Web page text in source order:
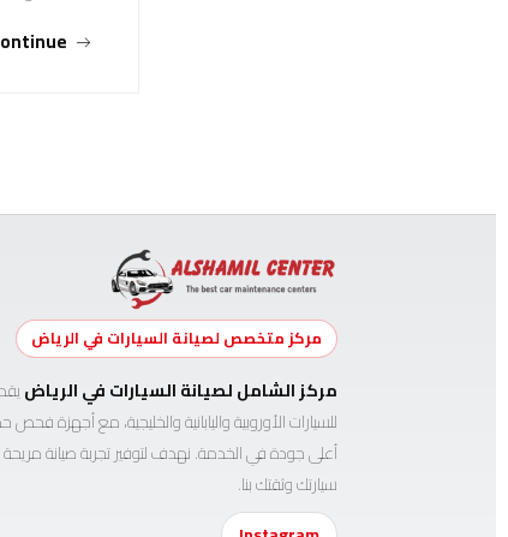
مركز متخصص لصيانة السيارات في الرياض
مركز الشامل لصيانة السيارات في الرياض
للسيارات الأوروبية واليابانية والخليجية، مع أجهزة
أعلى جودة في الخدمة. نهدف لتوفير تجربة صيانة مريحة
سيارتك وثقتك بنا.